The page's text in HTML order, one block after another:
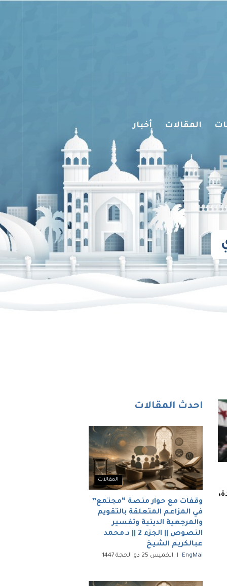
المقالات أخبار
احدث المقالات
المقالات
وقفات مع حوار منصة “مجتمع”
في المزاعم المتعلقة بالتقويم
والمرجعية الدينية وتفسير
النصوص || الجزء 2 || د.محمد
عبالكريم الشيخ
EngMai الخميس 25 ذو الحجة 1447